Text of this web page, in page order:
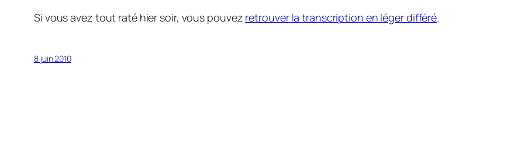
Si vous avez tout raté hier soir, vous pouvez retrouver la transcription en léger différé.
8 juin 2010